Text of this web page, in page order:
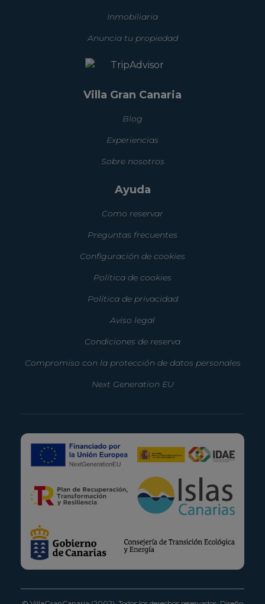
Inmobiliaria
Anuncia tu propiedad
Villa Gran Canaria
Blog
Experiencias
Sobre nosotros
Ayuda
Como reservar
Preguntas frecuentes
Configuración de cookies
Política de cookies
Política de privacidad
Aviso legal
Condiciones de reserva
Compromiso con la protección de datos personales
Next Generation EU